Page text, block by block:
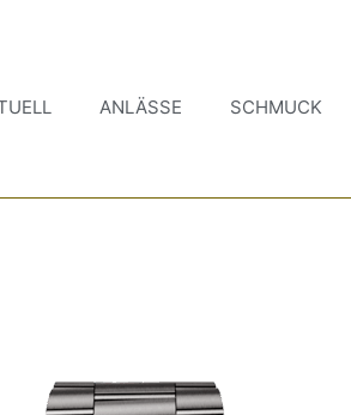
ANLÄSSE SCHMUCK